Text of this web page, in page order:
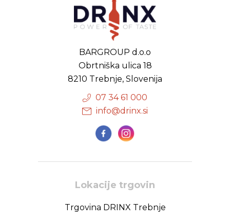
BARGROUP d.o.o
Obrtniška ulica 18
8210 Trebnje, Slovenija
07 34 61 000
info@drinx.si
Lokacije trgovin
Trgovina DRINX Trebnje